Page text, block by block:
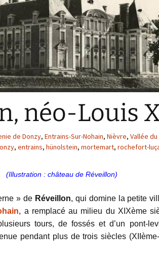
néo-Louis
de Donzy, Entrains-Sur-Nohain, Nièvre, Vallée du
, entrains, hünolstein, mortemart, rochefort-
(Illustration : château de Réveillon)
» de Réveillon, qui domine la petite
, a remplacé au milieu du XIXème
tours, de fossés et d’un pont-
pendant plus de trois siècles